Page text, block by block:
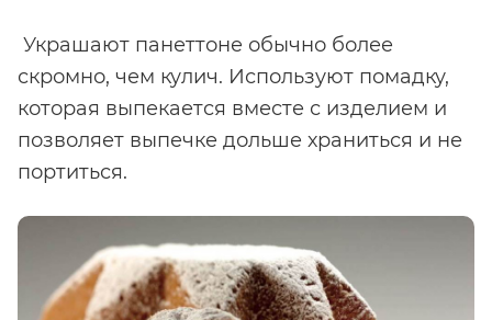
Украшают панеттоне обычно более
скромно, чем кулич. Используют помадку,
которая выпекается вместе с изделием и
позволяет выпечке дольше храниться и не
портиться.